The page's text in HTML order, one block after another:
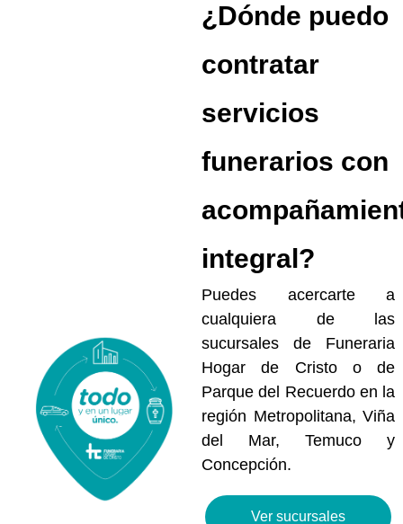
¿Dónde puedo
contratar
servicios
funerarios con
integral?
Puedes acercarte a
cualquiera de las
sucursales de Funeraria
Hogar de Cristo o de
Parque del Recuerdo en la
región Metropolitana, Viña
del Mar, Temuco y
Concepción.
Ver sucursales